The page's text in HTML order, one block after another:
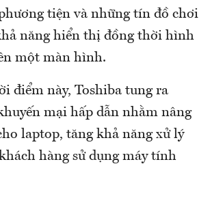
tiện và những tín đồ chơi
năng hiển thị đồng thời hình
một màn hình.
điểm này, Toshiba tung ra
mại hấp dẫn nhằm nâng
laptop, tăng khả năng xử lý
hàng sử dụng máy tính